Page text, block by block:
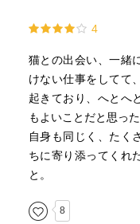
4
猫との出会い、一緒
けない仕事をしてて
起きており、へとへ
もよいことだと思っ
自身も同じく、たく
ちに寄り添ってくれ
と。
8